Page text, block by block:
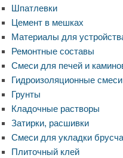
Шпатлевки
Цемент в мешках
Материалы для
Ремонтные составы
Смеси для печей и
Гидроизоляционные смеси
Грунты
Кладочные растворы
Затирки, расшивки
Смеси для укладки
Плиточный клей